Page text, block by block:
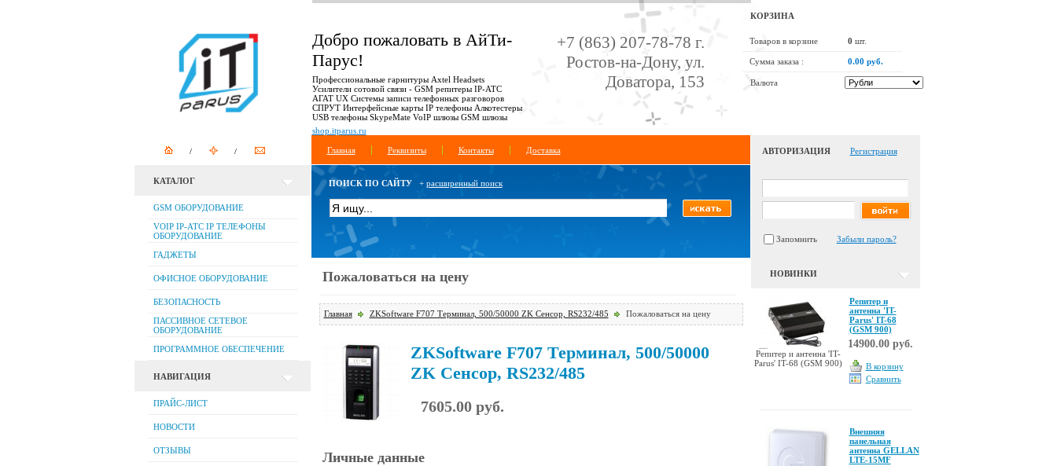
Добро пожаловать в АйТи-
Парус!
Профессиональные гарнитуры Axtel Headsets
Усилители сотовой связи - GSM репитеры IP-АТС
АГАТ UX Системы записи телефонных разговоров
СПРУТ Интерфейсные карты IP телефоны Алкотестеры
USB телефоны SkypeMate VoIP шлюзы GSM шлюзы
shop.itparus.ru
+7 (863) 207-78-78 г.
Ростов-на-Дону, ул.
Доватора, 153
КОРЗИНА
Товаров в корзине 0 шт.
Сумма заказа : 0.00 руб.
Валюта
Главная Реквизиты Контакты Доставка
КАТАЛОГ
GSM ОБОРУДОВАНИЕ
VOIP IP-АТС IP ТЕЛЕФОНЫ
ОБОРУДОВАНИЕ
ГАДЖЕТЫ
ОФИСНОЕ ОБОРУДОВАНИЕ
БЕЗОПАСНОСТЬ
ПАССИВНОЕ СЕТЕВОЕ
ОБОРУДОВАНИЕ
ПРОГРАММНОЕ ОБЕСПЕЧЕНИЕ
НАВИГАЦИЯ
ПРАЙС-ЛИСТ
НОВОСТИ
ОТЗЫВЫ
ПОИСК ПО САЙТУ+ расширенный поиск
Пожаловаться на цену
Главная ZKSoftware F707 Терминал, 500/50000 ZK Сенсор, RS232/485 Пожаловаться на цену
ZKSoftware F707 Терминал, 500/50000
ZK Сенсор, RS232/485
7605.00 руб.
Личные данные
АВТОРИЗАЦИЯ Регистрация
Запомнить Забыли пароль?
НОВИНКИ
Репитер и антенна 'IT-
Parus' IT-68 (GSM 900)
Репитер и
антенна 'IT-
Parus' IT-68
(GSM 900)
14900.00 руб.
В корзину
Сравнить
Внешняя
панельная
антенна GELLAN
LTE-15MF